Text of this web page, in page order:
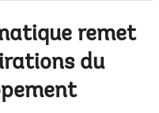
remet
du